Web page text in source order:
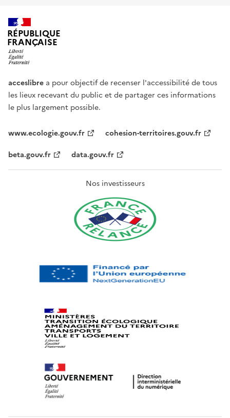
RÉPUBLIQUE
FRANÇAISE
acceslibre a pour objectif de recenser l'accessibilité de tous
les lieux recevant du public et de partager ces informations
le plus largement possible.
www.ecologie.gouv.fr
cohesion-territoires.gouv.fr
beta.gouv.fr
data.gouv.fr
Nos investisseurs